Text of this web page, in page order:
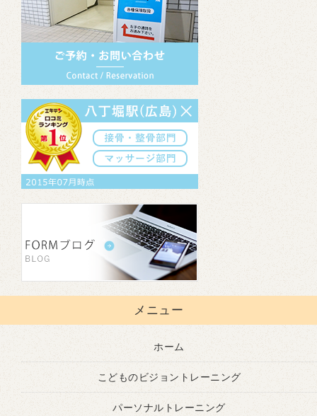
メニュー
ホーム
こどものビジョントレーニング
パーソナルトレーニング